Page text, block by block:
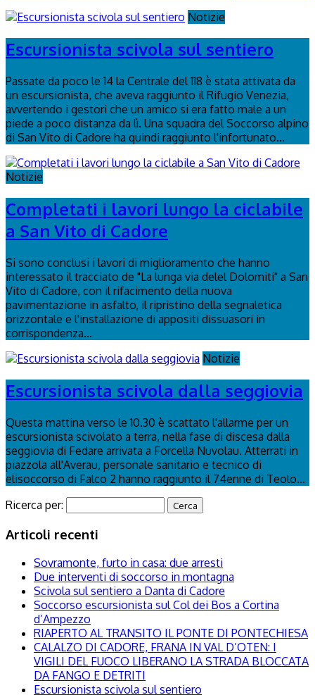
Notizie
Escursionista scivola sul sentiero
Passate da poco le 14 la Centrale del 118 è stata attivata da
un escursionista, che aveva raggiunto il Rifugio Venezia,
avvertendo i gestori che un amico si era fatto male a un
piede a poco distanza da lì. Una squadra del Soccorso alpino
di San Vito di Cadore ha quindi raggiunto l'infortunato...
Notizie
Completati i lavori lungo la ciclabile
a San Vito di Cadore
Si sono conclusi i lavori di miglioramento che hanno
interessato il tracciato de "La lunga via delel Dolomiti" a San
Vito di Cadore, con il rifacimento della nuova
pavimentazione in asfalto, il ripristino della segnaletica
orizzontale e l'installazione di appositi dissuasori in
corrispondenza...
Notizie
Escursionista scivola dalla seggiovia
Questa mattina verso le 10.30 è scattato l'allarme per un
escursionista scivolato a terra, nella fase di discesa dalla
seggiovia di Fedare arrivata a Forcella Nuvolau. Atterrati in
piazzola all'Averau, personale sanitario e tecnico di
elisoccorso di Falco 2 hanno raggiunto il 74enne di Teolo...
Ricerca per:
Articoli recenti
Sovramonte, furto in casa: due arresti
Due interventi di soccorso in montagna
Scivola sul sentiero a Danta di Cadore
Soccorso escursionista sul Col dei Bos a Cortina
d’Ampezzo
RIAPERTO AL TRANSITO IL PONTE DI PONTECHIESA
CALALZO DI CADORE, FRANA IN VAL D’OTEN: I
VIGILI DEL FUOCO LIBERANO LA STRADA BLOCCATA
DA FANGO E DETRITI
Escursionista scivola sul sentiero